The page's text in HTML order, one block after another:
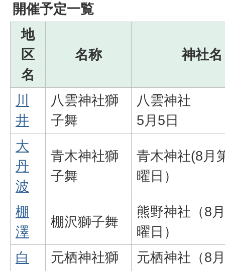
開催予定一覧
地
区
名
名称 神社名
川
井
八雲神社獅
子舞
八雲神社
5月5日
大
丹
波
青木神社獅
子舞
青木神社(8月
曜日）
棚
澤
棚沢獅子舞
熊野神社（8
曜日）
白
元栖神社獅
元栖神社（8